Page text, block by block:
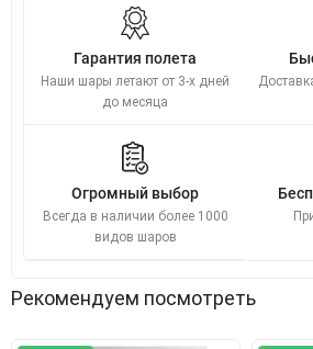
Гарантия полета
Наши шары летают от 3-х дней
до месяца
Огромный выбор
Всегда в наличии более 1000
видов шаров
Рекомендуем посмотреть